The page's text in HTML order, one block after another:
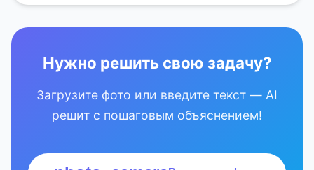
Нужно решить свою задачу?
Загрузите фото или введите текст — AI
решит с пошаговым объяснением!